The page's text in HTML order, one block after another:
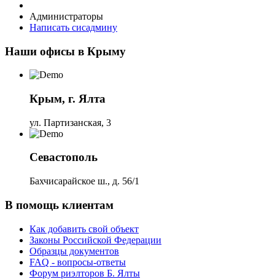
Администраторы
Написать сисадмину
Наши офисы в Крыму
Крым, г. Ялта
ул. Партизанская, 3
Севастополь
Бахчисарайское ш., д. 56/1
В помощь клиентам
Как добавить свой объект
Законы Российской Федерации
Образцы документов
FAQ - вопросы-ответы
Форум риэлторов Б. Ялты